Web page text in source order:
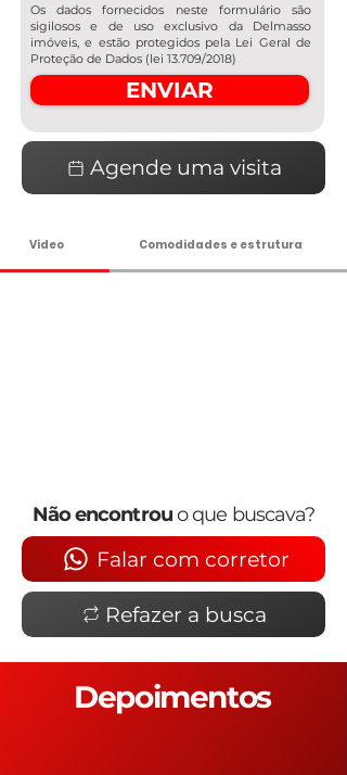
Os dados fornecidos neste formulário são
sigilosos e de uso exclusivo da Delmasso
imóveis, e estão protegidos pela Lei Geral de
Proteção de Dados (lei 13.709/2018)
ENVIAR
Agende uma visita
Vídeo Comodidades e estrutura
Não encontrouo que buscava?
Falar com corretor
Refazer a busca
Depoimentos